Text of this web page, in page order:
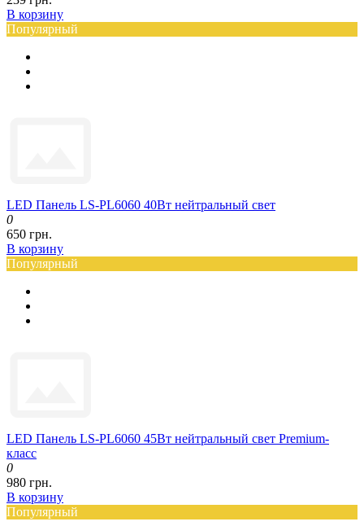
В корзину
Популярный
LED Панель LS-PL6060 40Вт нейтральный свет
0
650 грн.
В корзину
Популярный
LED Панель LS-PL6060 45Вт нейтральный свет Premium-
класс
0
980 грн.
В корзину
Популярный